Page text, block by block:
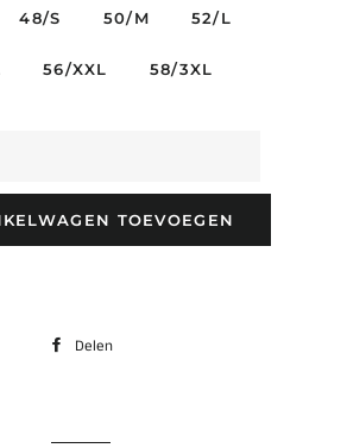
48/S 50/M 52/L
56/XXL 58/3XL
TOEVOEGEN
Delen